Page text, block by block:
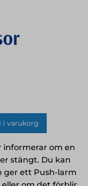
i varukorg
informerar om en
stängt. Du kan
ger ett Push-larm